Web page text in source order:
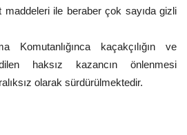
maddeleri ile beraber çok sayıda gizli
Komutanlığınca kaçakçılığın ve
haksız kazancın önlenmesi
olarak sürdürülmektedir.